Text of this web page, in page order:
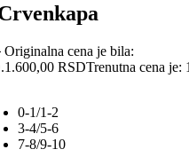
Originalna cena je bila:
1.600,00 RSDTrenutna cena je:
0-1/1-2
3-4/5-6
7-8/9-10